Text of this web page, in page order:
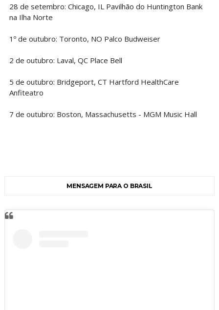
28 de setembro: Chicago, IL Pavilhão do Huntington Bank
na Ilha Norte
1º de outubro: Toronto, NO Palco Budweiser
2 de outubro: Laval, QC Place Bell
5 de outubro: Bridgeport, CT Hartford HealthCare
Anfiteatro
7 de outubro: Boston, Massachusetts - MGM Music Hall
MENSAGEM PARA O BRASIL